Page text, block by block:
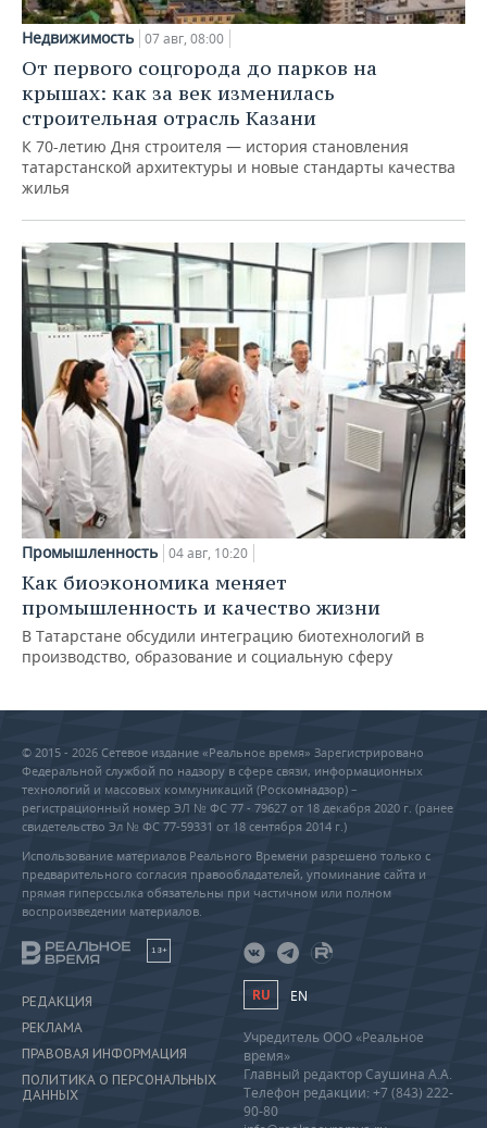
Недвижимость 07 авг, 08:00
От первого соцгорода до парков на
крышах: как за век изменилась
строительная отрасль Казани
К 70-летию Дня строителя — история становления
татарстанской архитектуры и новые стандарты качества
жилья
Промышленность 04 авг, 10:20
Как биоэкономика меняет
промышленность и качество жизни
В Татарстане обсудили интеграцию биотехнологий в
производство, образование и социальную сферу
© 2015 - 2026 Сетевое издание «Реальное время» Зарегистрировано
Федеральной службой по надзору в сфере связи, информационных
технологий и массовых коммуникаций (Роскомнадзор) –
регистрационный номер ЭЛ № ФС 77 - 79627 от 18 декабря 2020 г. (ранее
свидетельство Эл № ФС 77-59331 от 18 сентября 2014 г.)
Использование материалов Реального Времени разрешено только с
предварительного согласия правообладателей, упоминание сайта и
прямая гиперссылка обязательны при частичном или полном
воспроизведении материалов.
18+
РЕДАКЦИЯ
РЕКЛАМА
ПРАВОВАЯ ИНФОРМАЦИЯ
ПОЛИТИКА О ПЕРСОНАЛЬНЫХ
ДАННЫХ
RU EN
Учредитель ООО «Реальное
время»
Главный редактор Саушина А.А.
Телефон редакции: +7 (843) 222-
90-80